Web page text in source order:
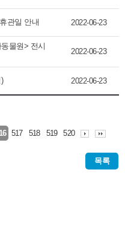
관일 안내 2022-06-23
물원> 전시
2022-06-23
2022-06-23
517 518 519 520
목록